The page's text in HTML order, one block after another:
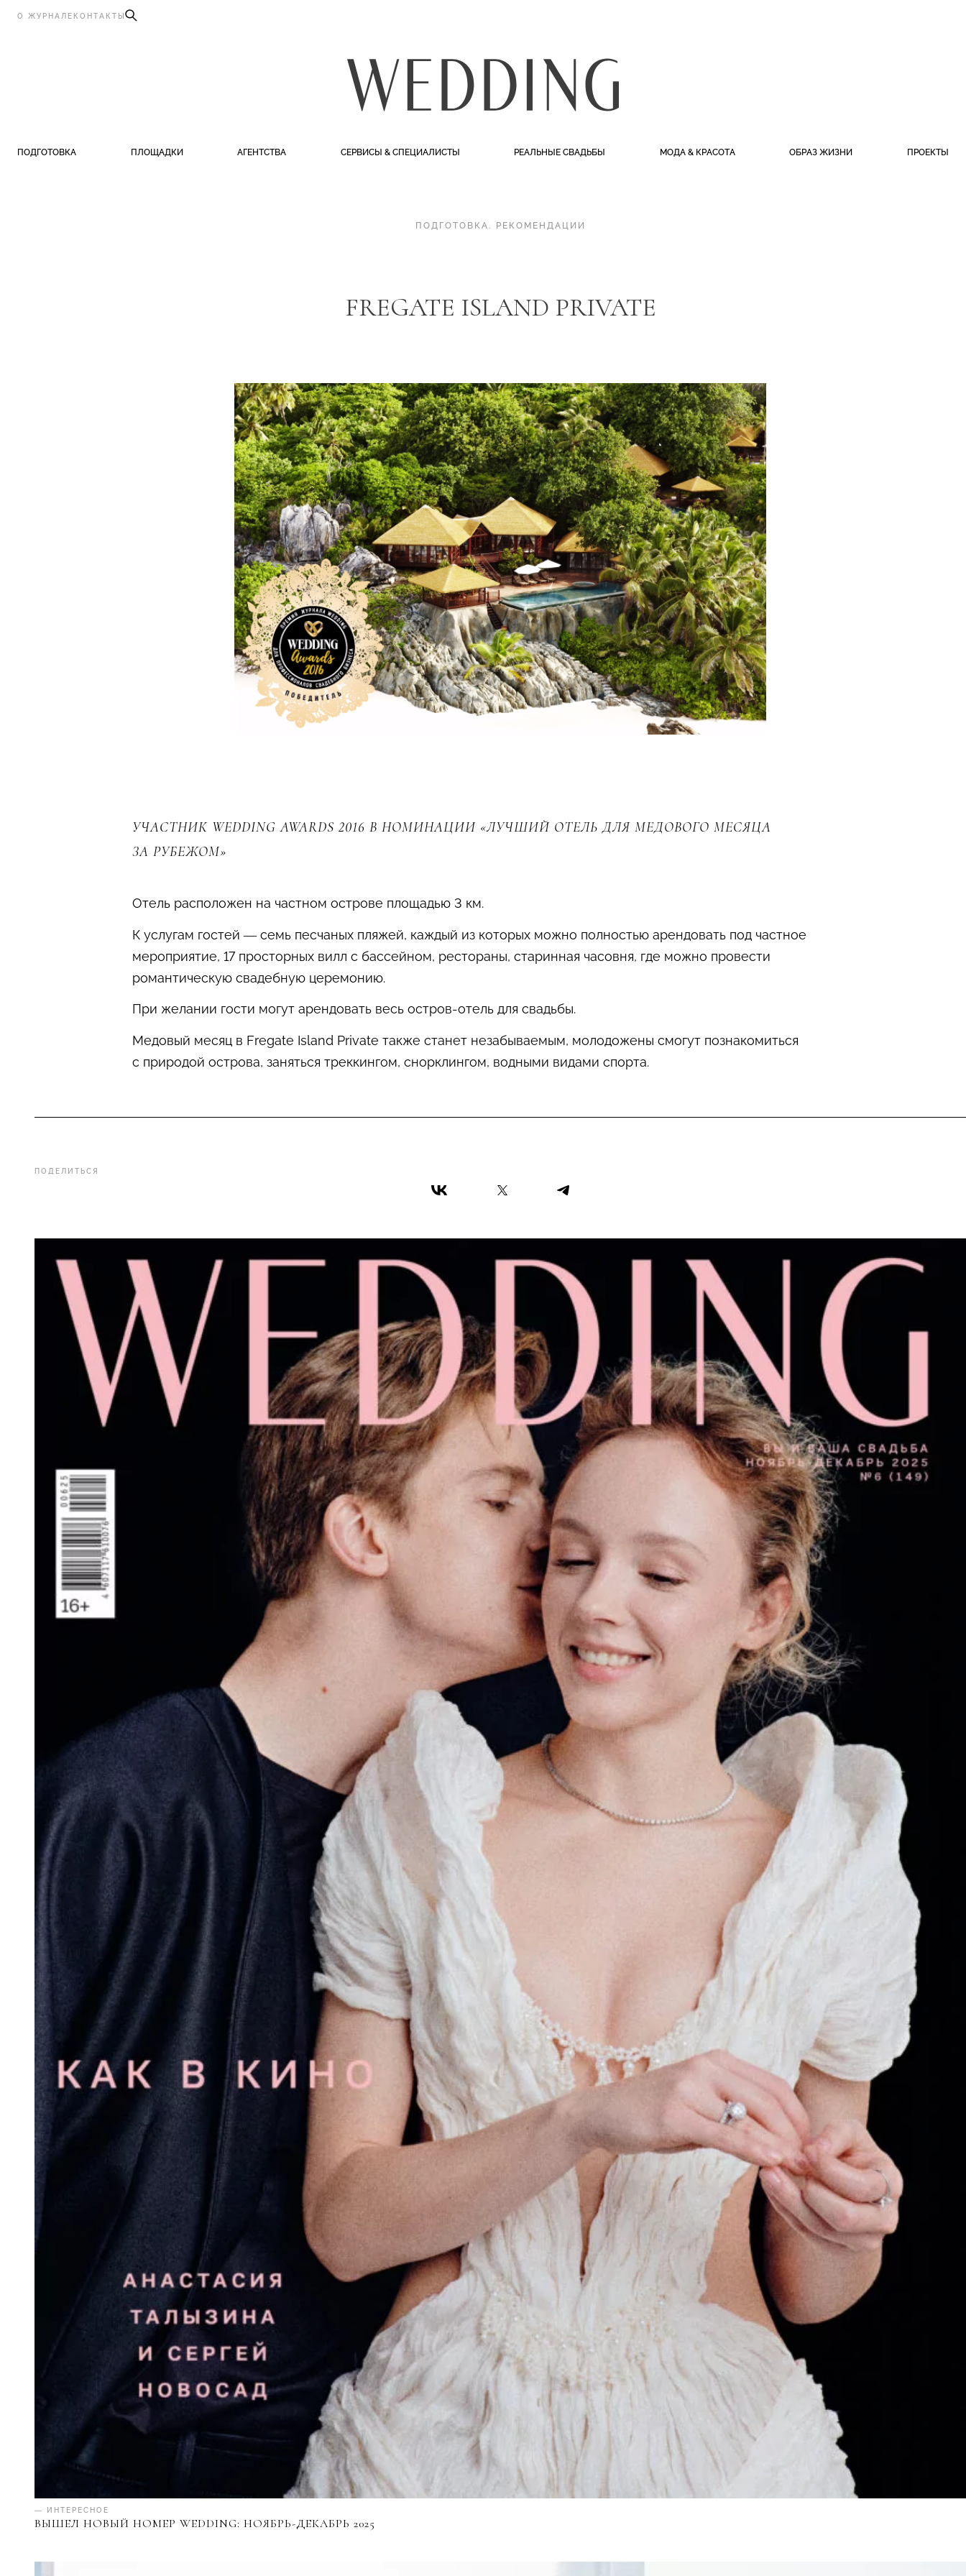
О ЖУРНАЛЕ КОНТАКТЫ
ПОДГОТОВКА ПЛОЩАДКИ АГЕНТСТВА СЕРВИСЫ & СПЕЦИАЛИСТЫ РЕАЛЬНЫЕ СВАДЬБЫ МОДА & КРАСОТА ОБРАЗ ЖИЗНИ ПРОЕКТЫ
ПОДГОТОВКА. РЕКОМЕНДАЦИИ
FREGATE ISLAND PRIVATE
ПОДЕЛИТЬСЯ
— ИНТЕРЕСНОЕ
ВЫШЕЛ НОВЫЙ НОМЕР WEDDING: НОЯБРЬ-ДЕКАБРЬ 2025
УЧАСТНИК WEDDING AWARDS 2016 В НОМИНАЦИИ «ЛУЧШИЙ ОТЕЛЬ ДЛЯ МЕДОВОГО МЕСЯЦА
ЗА РУБЕЖОМ»
Отель расположен на частном острове площадью 3 км.
К услугам гостей — семь песчаных пляжей, каждый из которых можно полностью арендовать под частное
мероприятие, 17 просторных вилл с бассейном, рестораны, старинная часовня, где можно провести
романтическую свадебную церемонию.
При желании гости могут арендовать весь остров-отель для свадьбы.
Медовый месяц в Fregate Island Private также станет незабываемым, молодожены смогут познакомиться
с природой острова, заняться треккингом, снорклингом, водными видами спорта.